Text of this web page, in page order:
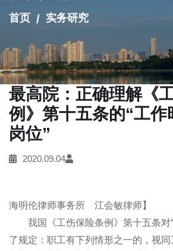
首页 实务研究
最高院：正确理解《
例》第十五条的“工作
岗位”
2020.09.04
【
海明伦律师事务所 江会敏律师】
我国《工伤保险条例》第十五条对“
了规定：职工有下列情形之一的，视同